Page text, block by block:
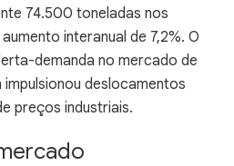
74.500 toneladas nos
interanual de 7,2%. O
demanda no mercado de
deslocamentos
preços industriais.